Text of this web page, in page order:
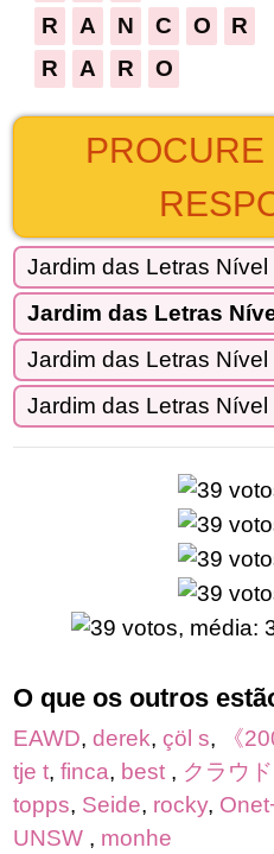
R
A N C O
R
R
A R O
Jardim das Letras Nível
Jardim das Letras
Jardim das Letras Nível
Jardim das Letras Nível
O que os outros
EAWD, derek, çöl s, 《
tje t, finca, best , クラウ
topps, Seide, rocky,
UNSW , monhe